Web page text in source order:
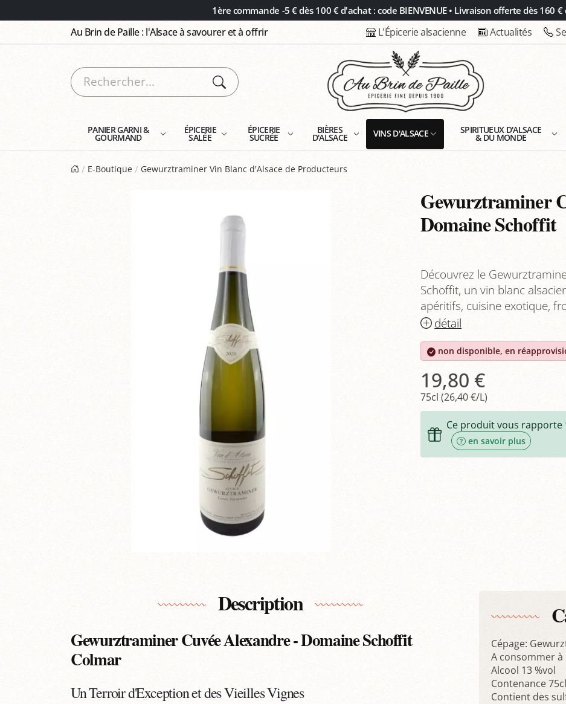
1ère commande -5 € dès 100 € d'achat : code BIENVENUE • Livraison offerte dès 160
Au Brin de Paille : l'Alsace à savourer et à offrir L'Épicerie alsacienne Actualités
PANIER GARNI &
GOURMAND
ÉPICERIE
SALÉE
ÉPICERIE
SUCRÉE
BIÈRES
D'ALSACE VINS D'ALSACE SPIRITUEUX D'ALSACE
& DU MONDE
E-Boutique Gewurztraminer Vin Blanc d'Alsace de Producteurs
Gewurztraminer
Domaine Schoffit
Découvrez le
Schoffit, un vin blanc
apéritifs, cuisine exotique,
détail
non disponible, en
19,80 €
75cl (26,40 €/L)
Ce produit vous rapporte
en savoir plus
Description
Gewurztraminer Cuvée Alexandre - Domaine Schoffit
Colmar
Un Terroir d'Exception et des Vieilles Vignes
Cépage:
A consommer à
Alcool 13 %vol
Contenance 75cl
Contient des